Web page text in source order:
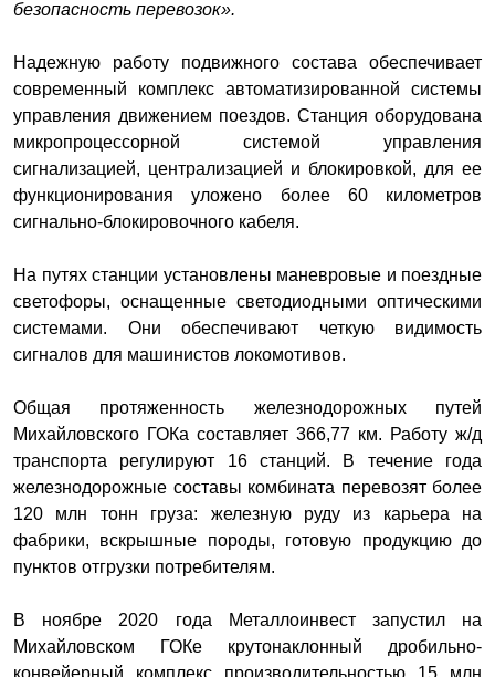
безопасность перевозок».
Надежную работу подвижного состава обеспечивает
современный комплекс автоматизированной системы
управления движением поездов. Станция оборудована
микропроцессорной системой управления
сигнализацией, централизацией и блокировкой, для ее
функционирования уложено более 60 километров
сигнально-блокировочного кабеля.
На путях станции установлены маневровые и поездные
светофоры, оснащенные светодиодными оптическими
системами. Они обеспечивают четкую видимость
сигналов для машинистов локомотивов.
Общая протяженность железнодорожных путей
Михайловского ГОКа составляет 366,77 км. Работу ж/д
транспорта регулируют 16 станций. В течение года
железнодорожные составы комбината перевозят более
120 млн тонн груза: железную руду из карьера на
фабрики, вскрышные породы, готовую продукцию до
пунктов отгрузки потребителям.
В ноябре 2020 года Металлоинвест запустил на
Михайловском ГОКе крутонаклонный дробильно-
конвейерный комплекс производительностью 15 млн